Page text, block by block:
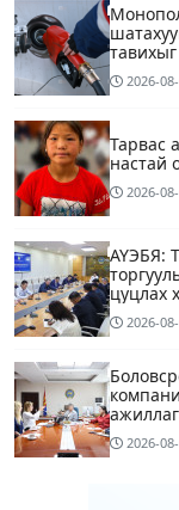
тавихыг
2026-
Тарвас
настай
2026-
АҮЭБЯ:
цуцлах
2026-
2026-